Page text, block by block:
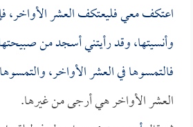
اعتكف معي فليعتكف العشر الأواخر،
وأنسيتها، وقد رأيتني أسجد من
فالتمسوها في العشر الأواخر،
العشر الأواخر هي أرجى من غيرها.